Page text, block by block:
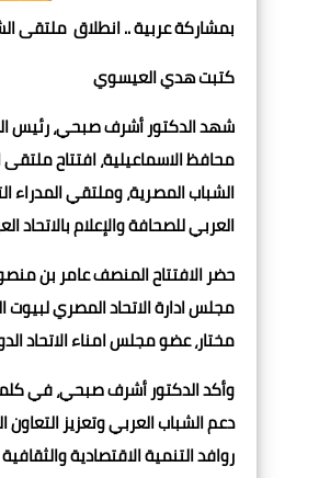
بمشاركة عربية .. انطلاق ملتقى
كتبت هدي العيسوي
شهد الدكتور أشرف صبحي، رئيس
محافظ الاسماعيلية، افتتاح ملتقى
العربي للصحافة والإعلام
حضر الافتتاح المنصف عامر بن
مجلس ادارة الاتحاد المصري لبيوت
مختار، عضو مجلس امناء الاتحاد
وأكد الدكتور أشرف صبحي، في
دعم الشباب العربي وتعزيز
روافد التنمية الاقتصادية